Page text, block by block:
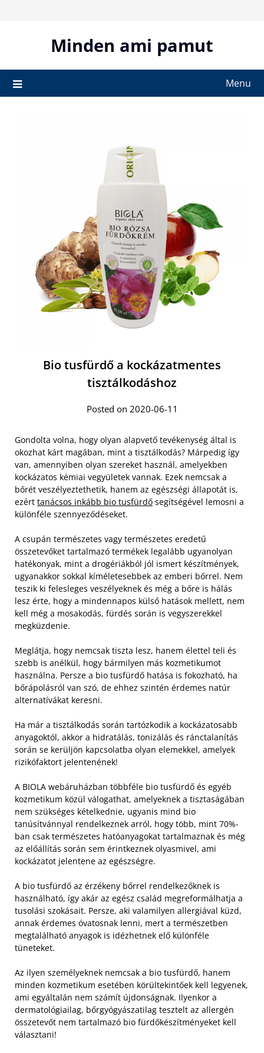
Minden ami pamut
Menu
Bio tusfürdő a kockázatmentes
tisztálkodáshoz
Posted on 2020-06-11
Gondolta volna, hogy olyan alapvető tevékenység által is
okozhat kárt magában, mint a tisztálkodás? Márpedig így
van, amennyiben olyan szereket használ, amelyekben
kockázatos kémiai vegyületek vannak. Ezek nemcsak a
bőrét veszélyeztethetik, hanem az egészségi állapotát is,
ezért tanácsos inkább bio tusfürdő segítségével lemosni a
különféle szennyeződéseket.
A csupán természetes vagy természetes eredetű
összetevőket tartalmazó termékek legalább ugyanolyan
hatékonyak, mint a drogériákból jól ismert készítmények,
ugyanakkor sokkal kíméletesebbek az emberi bőrrel. Nem
teszik ki felesleges veszélyeknek és még a bőre is hálás
lesz érte, hogy a mindennapos külső hatások mellett, nem
kell még a mosakodás, fürdés során is vegyszerekkel
megküzdenie.
Meglátja, hogy nemcsak tiszta lesz, hanem élettel teli és
szebb is anélkül, hogy bármilyen más kozmetikumot
használna. Persze a bio tusfürdő hatása is fokozható, ha
bőrápolásról van szó, de ehhez szintén érdemes natúr
alternatívákat keresni.
Ha már a tisztálkodás során tartózkodik a kockázatosabb
anyagoktól, akkor a hidratálás, tonizálás és ránctalanítás
során se kerüljön kapcsolatba olyan elemekkel, amelyek
rizikófaktort jelentenének!
A BIOLA webáruházban többféle bio tusfürdő és egyéb
kozmetikum közül válogathat, amelyeknek a tisztaságában
nem szükséges kételkednie, ugyanis mind bio
tanúsítvánnyal rendelkeznek arról, hogy több, mint 70%-
ban csak természetes hatóanyagokat tartalmaznak és még
az előállítás során sem érintkeznek olyasmivel, ami
kockázatot jelentene az egészségre.
A bio tusfürdő az érzékeny bőrrel rendelkezőknek is
használható, így akár az egész család megreformálhatja a
tusolási szokásait. Persze, aki valamilyen allergiával küzd,
annak érdemes óvatosnak lenni, mert a természetben
megtalálható anyagok is idézhetnek elő különféle
tüneteket.
Az ilyen személyeknek nemcsak a bio tusfürdő, hanem
minden kozmetikum esetében körültekintőek kell legyenek,
ami egyáltalán nem számít újdonságnak. Ilyenkor a
dermatológiailag, bőrgyógyászatilag tesztelt az allergén
összetevőt nem tartalmazó bio fürdőkészítményeket kell
választani!